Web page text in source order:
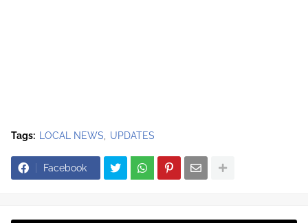
Tags: LOCAL NEWS UPDATES
Facebook